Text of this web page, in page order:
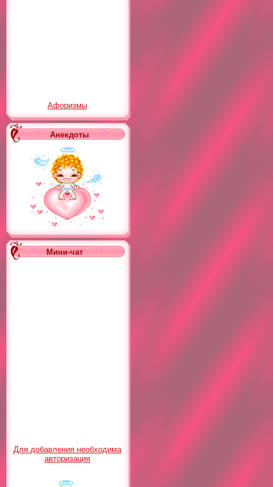
Афоризмы
Анекдоты
Мини-чат
Для добавления необходима
авторизация